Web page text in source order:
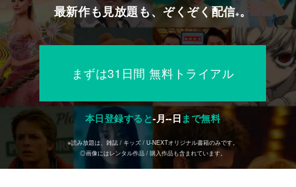
最新作も見放題も、ぞくぞく配信※ 。
まずは31日間 無料トライアル
本日登録すると-月--日 まで無料
※読み放題は、雑誌 / キッズ / U-NEXTオリジナル書籍のみです。
◎画像にはレンタル作品 / 購入作品も含まれています。